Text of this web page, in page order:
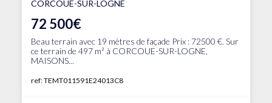
CORCOUE-SUR-LOGNE
72 500€
Beau terrain avec 19 mètres de façade Prix : 72500 €. Sur
ce terrain de 497 m² à CORCOUE-SUR-LOGNE,
MAISONS...
ref: TEMT011591E24013C8